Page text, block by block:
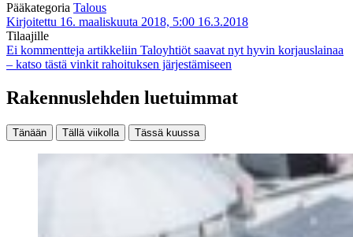
Pääkategoria Talous
Kirjoitettu 16. maaliskuuta 2018, 5:00 16.3.2018
Tilaajille
Ei kommentteja artikkeliin Taloyhtiöt saavat nyt hyvin korjauslainaa
– katso tästä vinkit rahoituksen järjestämiseen
Rakennuslehden luetuimmat
Tänään Tällä viikolla Tässä kuussa